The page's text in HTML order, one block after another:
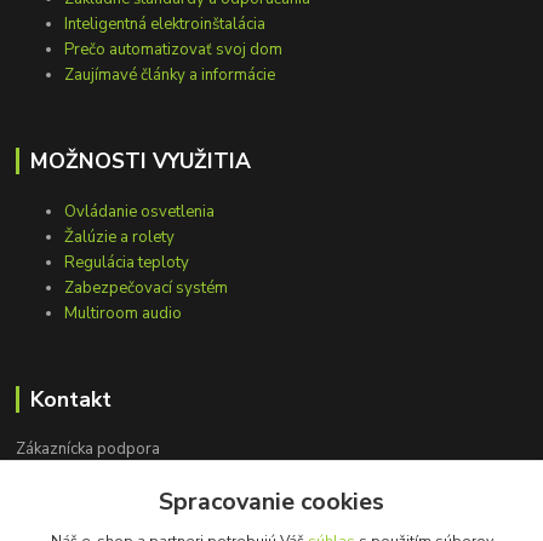
Inteligentná elektroinštalácia
Prečo automatizovať svoj dom
Zaujímavé články a informácie
MOŽNOSTI VYUŽITIA
Ovládanie osvetlenia
Žalúzie a rolety
Regulácia teploty
Zabezpečovací systém
Multiroom audio
Kontakt
Zákaznícka podpora
Spracovanie cookies